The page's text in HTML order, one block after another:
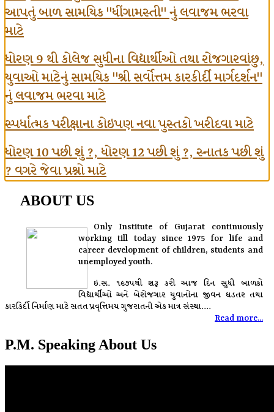
આપતું બાળ સામયિક "ધીંગામસ્તી" નું લવાજમ ભરવા
માટે
ધોરણ 9 થી કોલેજ સુધીના વિદ્યાર્થીઓ તથા રોજગારવાંછુ,
યુવાઓ માટેનું સામયિક "શ્રી સર્વોત્તમ કારકીર્દી માર્ગદર્શન"
નું લવાજમ ભરવા માટે
સ્પર્ધાત્મક પરીક્ષાના કોઇપણ નવા પુસ્તકો ખરીદવા માટે
ધોરણ 10 પછી શું ?, ધોરણ 12 પછી શું ?, સ્નાતક પછી શું
? વગરે જેવા પ્રશ્નો માટે
ABOUT US
Only Institute of Gujarat continuously
working till today since 1975 for life and
career development of children, students and
unemployed youth.
ઇ.સ. ૧૯૭૫થી શરૂ કરી આજ દિન સુધી બાળકો
વિદ્યાર્થીઓ અને બેરોજગાર યુવાનોના જીવન ઘડતર તથા
કારકિર્દી નિર્માણ માટે સતત પ્રવૃત્તિમય ગુજરાતની એક માત્ર સંસ્થા....
Read more...
P.M. Speaking About Us